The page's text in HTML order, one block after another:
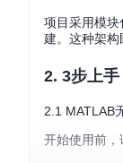
项目采用模块
建。这种架构
2. 3步上
2.1 MATLAB
开始使用前，